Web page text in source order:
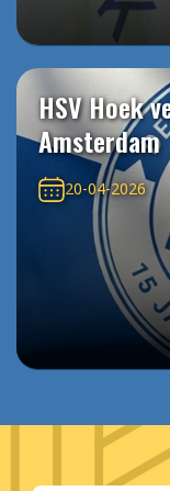
HSV Hoek
Amsterdam
20-04-2026